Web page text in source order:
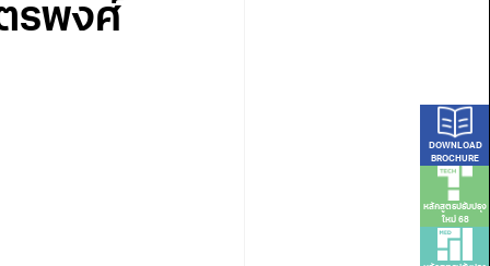
DOWNLOAD
BROCHURE
หลักสูตรปรับปรุง
ใหม่ 68
รพงศ์